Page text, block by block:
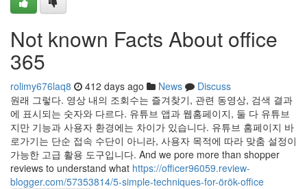
Not known Facts About office
365
rolimy676laq8 412 days ago News
Discuss
원래 그렇다. 영상 내의 조회수는 즐겨찾기, 관련 동영상, 검색 결과
에 표시되는 숫자와 다르다. 유튜브 앱과 웹홈페이지, 둘 다 유튜브
지만 기능과 사용자 환경에는 차이가 있습니다. 유튜브 홈페이지 바
로가기는 단순 접속 수단이 아니라, 사용자 목적에 따라 맞춤 설정이
가능한 고급 활용 도구입니다. And we pore more than shopper
reviews to understand what https://officer96059.review-
blogger.com/57353814/5-simple-techniques-for-örök-office